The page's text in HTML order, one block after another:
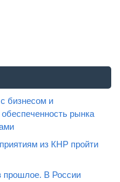
бизнесом и
рынка
из КНР пройти
прошлое. В России